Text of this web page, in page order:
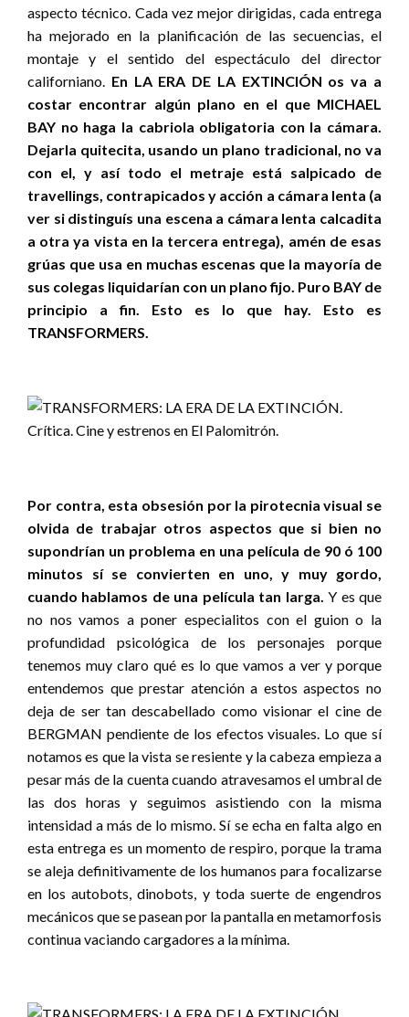
aspecto técnico. Cada vez mejor dirigidas, cada entrega
ha mejorado en la planificación de las secuencias, el
montaje y el sentido del espectáculo del director
californiano. En LA ERA DE LA EXTINCIÓN os va a
costar encontrar algún plano en el que MICHAEL
BAY no haga la cabriola obligatoria con la cámara.
Dejarla quitecita, usando un plano tradicional, no va
con el, y así todo el metraje está salpicado de
travellings, contrapicados y acción a cámara lenta (a
ver si distinguís una escena a cámara lenta calcadita
a otra ya vista en la tercera entrega), amén de esas
grúas que usa en muchas escenas que la mayoría de
sus colegas liquidarían con un plano fijo. Puro BAY de
principio a fin. Esto es lo que hay. Esto es
TRANSFORMERS.
Por contra, esta obsesión por la pirotecnia visual se
olvida de trabajar otros aspectos que si bien no
supondrían un problema en una película de 90 ó 100
minutos sí se convierten en uno, y muy gordo,
cuando hablamos de una película tan larga. Y es que
no nos vamos a poner especialitos con el guion o la
profundidad psicológica de los personajes porque
tenemos muy claro qué es lo que vamos a ver y porque
entendemos que prestar atención a estos aspectos no
deja de ser tan descabellado como visionar el cine de
BERGMAN pendiente de los efectos visuales. Lo que sí
notamos es que la vista se resiente y la cabeza empieza a
pesar más de la cuenta cuando atravesamos el umbral de
las dos horas y seguimos asistiendo con la misma
intensidad a más de lo mismo. Sí se echa en falta algo en
esta entrega es un momento de respiro, porque la trama
se aleja definitivamente de los humanos para focalizarse
en los autobots, dinobots, y toda suerte de engendros
mecánicos que se pasean por la pantalla en metamorfosis
continua vaciando cargadores a la mínima.